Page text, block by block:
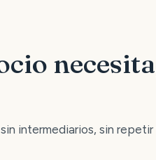
intermediarios, sin